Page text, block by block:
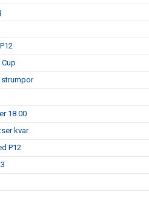
18.00
kvar
P12